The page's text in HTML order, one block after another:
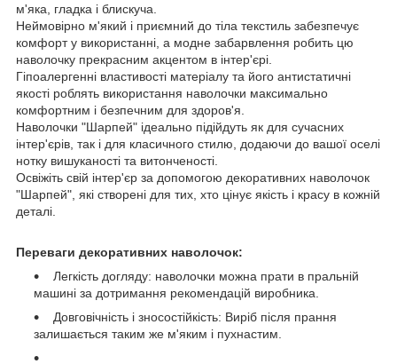
м'яка, гладка і блискуча.
Неймовірно м'який і приємний до тіла текстиль забезпечує
комфорт у використанні, а модне забарвлення робить цю
наволочку прекрасним акцентом в інтер'єрі.
Гіпоалергенні властивості матеріалу та його антистатичні
якості роблять використання наволочки максимально
комфортним і безпечним для здоров'я.
Наволочки "Шарпей" ідеально підійдуть як для сучасних
інтер'єрів, так і для класичного стилю, додаючи до вашої оселі
нотку вишуканості та витонченості.
Освіжіть свій інтер'єр за допомогою декоративних наволочок
"Шарпей", які створені для тих, хто цінує якість і красу в кожній
деталі.
Переваги декоративних наволочок:
Легкість догляду: наволочки можна прати в пральній
машині за дотримання рекомендацій виробника.
Довговічність і зносостійкість: Виріб після прання
залишається таким же м'яким і пухнастим.